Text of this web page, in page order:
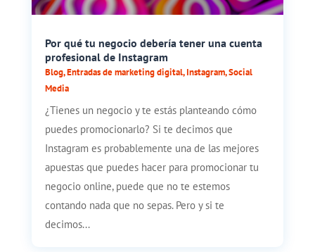
Por qué tu negocio debería tener una cuenta
profesional de Instagram
Blog,Entradas de marketing digital,Instagram,Social
Media
¿Tienes un negocio y te estás planteando cómo
puedes promocionarlo? Si te decimos que
Instagram es probablemente una de las mejores
apuestas que puedes hacer para promocionar tu
negocio online, puede que no te estemos
contando nada que no sepas. Pero y si te
decimos...